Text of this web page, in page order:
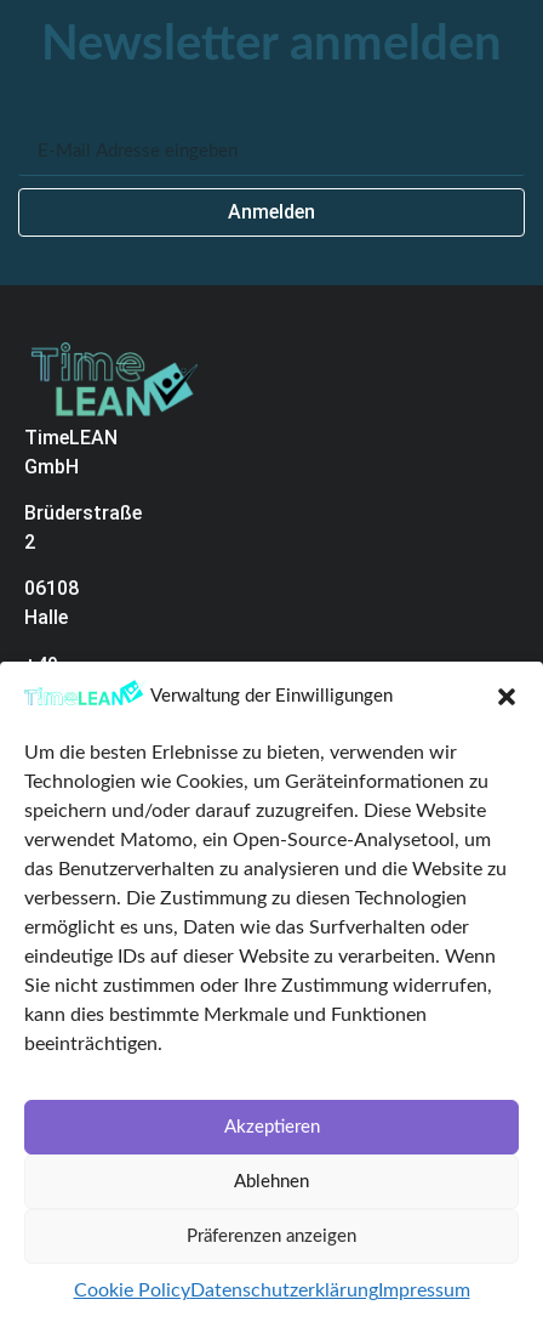
Verwaltung der Einwilligungen
Um die besten Erlebnisse zu bieten, verwenden wir
Technologien wie Cookies, um Geräteinformationen zu
speichern und/oder darauf zuzugreifen. Diese Website
verwendet Matomo, ein Open-Source-Analysetool, um
das Benutzerverhalten zu analysieren und die Website zu
verbessern. Die Zustimmung zu diesen Technologien
ermöglicht es uns, Daten wie das Surfverhalten oder
eindeutige IDs auf dieser Website zu verarbeiten. Wenn
Sie nicht zustimmen oder Ihre Zustimmung widerrufen,
kann dies bestimmte Merkmale und Funktionen
beeinträchtigen.
Akzeptieren
Ablehnen
Präferenzen anzeigen
Cookie PolicyDatenschutzerklärungImpressum
Leistungen
Leistungen
Newsletter anmelden
Anmelden
TimeLEAN
GmbH
Brüderstraße
2
06108
Halle
+49
(0)345
Datenschutz
Impressum
Cookie Policy
Startseite
Features
TimeLEAN Login
Über uns
Facebook
kvin Ingenieursgesellschaft